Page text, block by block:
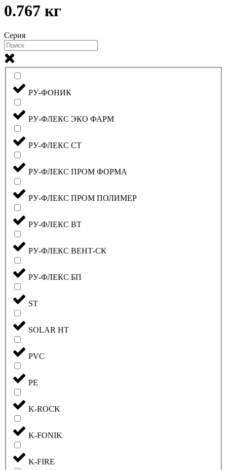
0.767 кг
Серия
РУ-ФОНИК
РУ-ФЛЕКС ЭКО ФАРМ
РУ-ФЛЕКС СТ
РУ-ФЛЕКС ПРОМ ФОРМА
РУ-ФЛЕКС ПРОМ ПОЛИМЕР
РУ-ФЛЕКС ВТ
РУ-ФЛЕКС ВЕНТ-СК
РУ-ФЛЕКС БП
ST
SOLAR HT
PVC
PE
K-ROCK
K-FONIK
K-FIRE